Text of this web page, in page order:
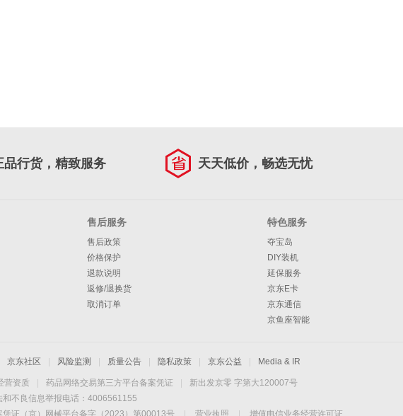
品行货，精致服务 天天低价，畅选无忧
售后服务
售后政策
价格保护
退款说明
返修/退换货
取消订单
特色服务
夺宝岛
DIY装机
延保服务
京东E卡
京东通信
京鱼座智能
京东社区 风险监测 质量公告 隐私政策 京东公益 Media & IR
营资质 药品网络交易第三方平台备案凭证
新出发京零 字第大120007号
和不良信息举报电话：4006561155
凭证（京）网械平台备字（2023）第00013号 营业执照 增值电信业务经营许可证